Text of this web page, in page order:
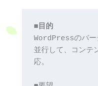
■目的
WordPressのバー
並行して、コンテ
応。